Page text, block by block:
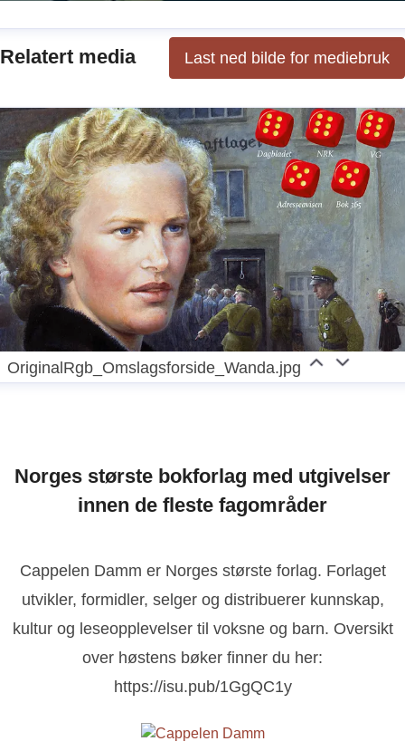
Kommunikasjonssjef + ansvarlig for
og samfunn
Relatert media Last ned bilde for mediebruk
OriginalRgb_Omslagsforside_Wanda.jpg
Norges største bokforlag med utgivelser
innen de fleste fagområder
Cappelen Damm er Norges største forlag. Forlaget
utvikler, formidler, selger og distribuerer kunnskap,
kultur og leseopplevelser til voksne og barn. Oversikt
over høstens bøker finner du her:
https://isu.pub/1GgQC1y